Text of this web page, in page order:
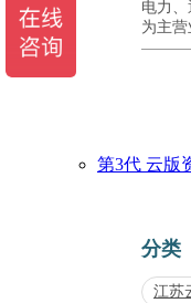
电力
为主营
第3代 云版
分类
江苏